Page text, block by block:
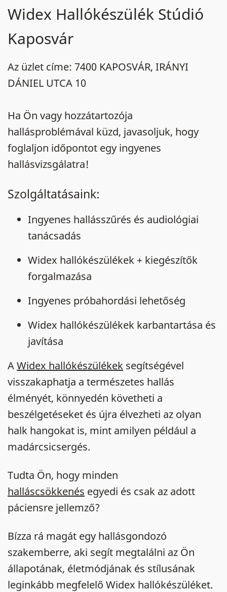
Widex Hallókészülék Stúdió
Kaposvár
Az üzlet címe: 7400 KAPOSVÁR, IRÁNYI
DÁNIEL UTCA 10
Ha Ön vagy hozzátartozója
hallásproblémával küzd, javasoljuk, hogy
foglaljon időpontot egy ingyenes
hallásvizsgálatra!
Szolgáltatásaink:
Ingyenes hallásszűrés és audiológiai
tanácsadás
Widex hallókészülékek + kiegészítők
forgalmazása
Ingyenes próbahordási lehetőség
Widex hallókészülékek karbantartása és
javítása
AWidex hallókészülékek segítségével
visszakaphatja a természetes hallás
élményét, könnyedén követheti a
beszélgetéseket és újra élvezheti az olyan
halk hangokat is, mint amilyen például a
madárcsicsergés.
Tudta Ön, hogy minden
halláscsökkenés egyedi és csak az adott
páciensre jellemző?
Bízza rá magát egy hallásgondozó
szakemberre, aki segít megtalálni az Ön
állapotának, életmódjának és stílusának
leginkább megfelelő Widex hallókészüléket.